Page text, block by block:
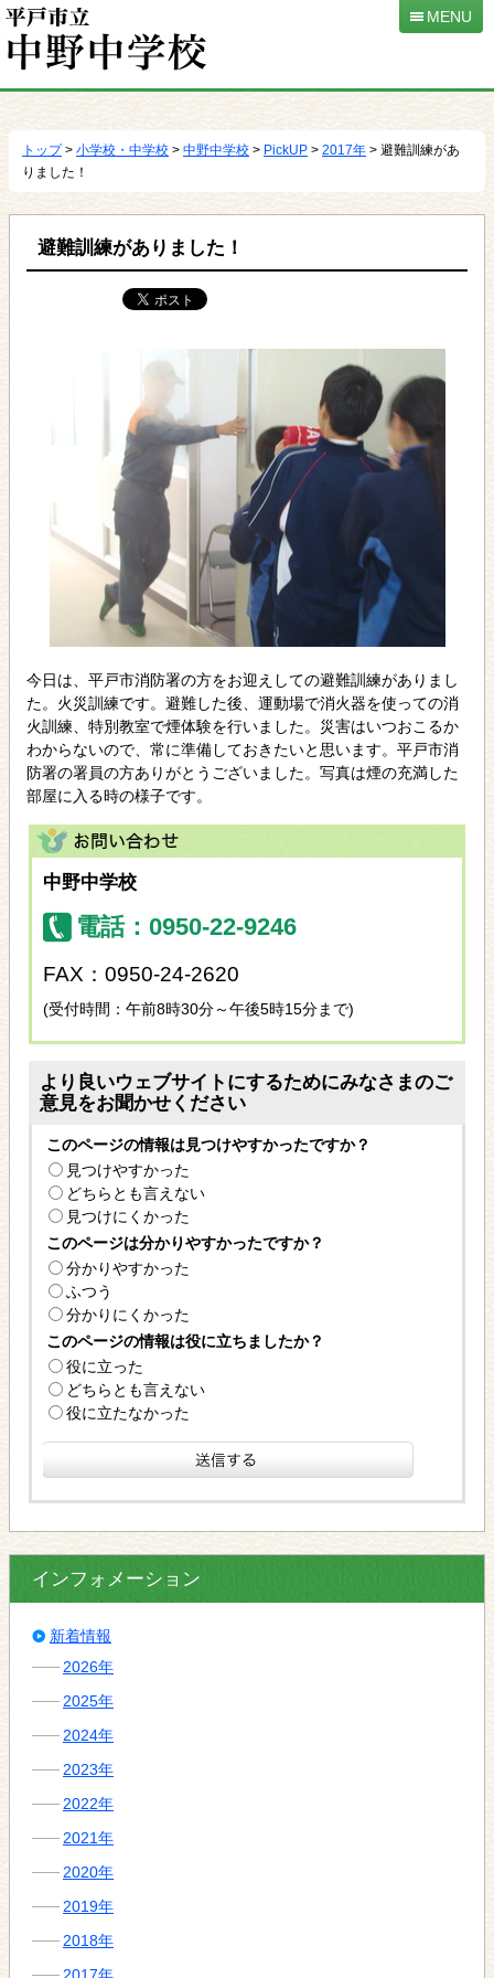
動
MENU
トップ> 小学校・中学校 > 中野中学校 > PickUP > 2017年 > 避難訓練があ
りました！
避難訓練がありました！
今日は、平戸市消防署の方をお迎えしての避難訓練がありまし
た。火災訓練です。避難した後、運動場で消火器を使っての消
火訓練、特別教室で煙体験を行いました。災害はいつおこるか
わからないので、常に準備しておきたいと思います。平戸市消
防署の署員の方ありがとうございました。写真は煙の充満した
部屋に入る時の様子です。
中野中学校
電話：0950-22-9246
FAX：0950-24-2620
(受付時間：午前8時30分～午後5時15分まで)
より良いウェブサイトにするためにみなさまのご
意見をお聞かせください
このページの情報は見つけやすかったですか？
見つけやすかった
どちらとも言えない
見つけにくかった
このページは分かりやすかったですか？
分かりやすかった
ふつう
分かりにくかった
このページの情報は役に立ちましたか？
役に立った
どちらとも言えない
役に立たなかった
インフォメーション
新着情報
2026年
2025年
2024年
2023年
2022年
2021年
2020年
2019年
2018年